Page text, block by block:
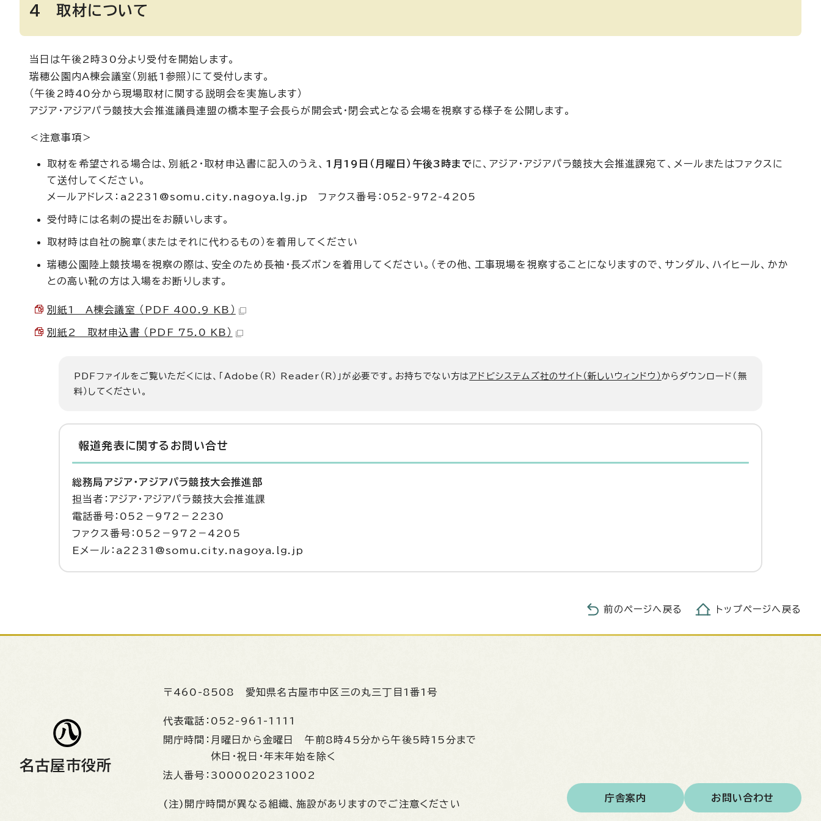
4 取材について
当日は午後2時30分より受付を開始します。
瑞穂公園内A棟会議室（別紙1参照）にて受付します。
（午後2時40分から現場取材に関する説明会を実施します）
アジア・アジアパラ競技大会推進議員連盟の橋本聖子会長らが開会式・閉会式となる会場を視察する様子を公開します。
＜注意事項＞
取材を希望される場合は、別紙2・取材申込書に記入のうえ、 1月19日（月曜日）午後3時までに、アジア・アジアパラ競技大会推進課宛て、メールまたはファクスに
て送付してください。
メールアドレス：a2231@somu.city.nagoya.lg.jp ファクス番号：052-972-4205
受付時には名刺の提出をお願いします。
取材時は自社の腕章（またはそれに代わるもの）を着用してください
瑞穂公園陸上競技場を視察の際は、安全のため長袖・長ズボンを着用してください。（その他、工事現場を視察することになりますので、サンダル、ハイヒール、かか
との高い靴の方は入場をお断りします。
別紙1 A棟会議室 （PDF 400.9 KB）
別紙2 取材申込書 （PDF 75.0 KB）
PDFファイルをご覧いただくには、「Adobe（R） Reader（R）」が必要です。お持ちでない方はアドビシステムズ社のサイト（新しいウィンドウ）からダウンロード（無
料）してください。
報道発表に関するお問い合せ
総務局アジア・アジアパラ競技大会推進部
担当者：アジア・アジアパラ競技大会推進課
電話番号：052－972－2230
ファクス番号：052－972－4205
Eメール：a2231@somu.city.nagoya.lg.jp
前のページへ戻る トップページへ戻る
名古屋市役所
〒460-8508 愛知県名古屋市中区三の丸三丁目1番1号
代表電話： 052-961-1111
開庁時間： 月曜日から金曜日 午前8時45分から午後5時15分まで
休日・祝日・年末年始を除く
法人番号： 3000020231002
(注)開庁時間が異なる組織、施設がありますのでご注意ください
庁舎案内 お問い合わせ